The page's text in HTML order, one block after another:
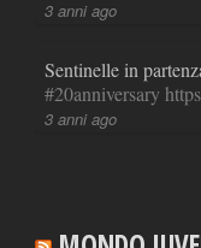
3 anni ago
Sentinelle in
#20anniversary
3 anni ago